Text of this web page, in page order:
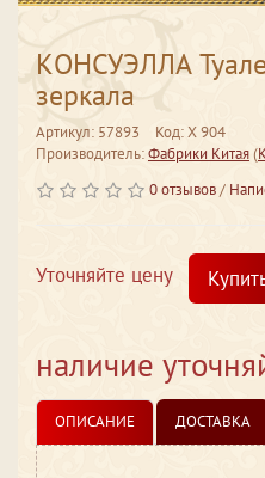
КОНСУЭЛЛА
зеркала
Артикул: 57893
Код: Х 904
Производитель:Фабрики Китая(
0 отзывов/
Уточняйте цену
наличие
ОПИСАНИЕ ДОСТАВКА